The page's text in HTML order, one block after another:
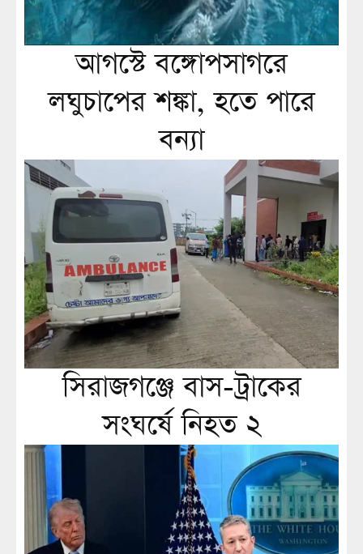
আগস্টে বঙ্গোপসাগরে
লঘুচাপের শঙ্কা, হতে পারে
বন্যা
সিরাজগঞ্জে বাস-ট্রাকের
সংঘর্ষে নিহত ২